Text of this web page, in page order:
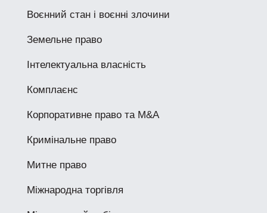
Воєнний стан і воєнні злочини
Земельне право
Інтелектуальна власність
Комплаєнс
Корпоративне право та M&A
Кримінальне право
Митне право
Міжнародна торгівля